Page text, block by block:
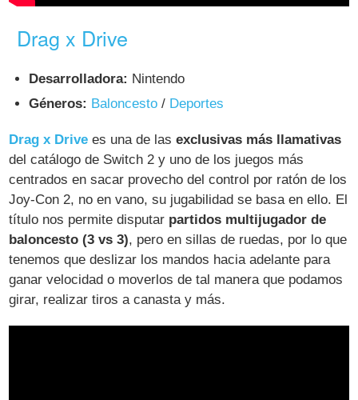
Drag x Drive
Desarrolladora: Nintendo
Géneros: Baloncesto / Deportes
Drag x Drive es una de lasexclusivas más llamativas
del catálogo de Switch 2 y uno de los juegos más
centrados en sacar provecho del control por ratón de los
Joy-Con 2, no en vano, su jugabilidad se basa en ello. El
título nos permite disputar partidos multijugador de
baloncesto (3 vs 3), pero en sillas de ruedas, por lo que
tenemos que deslizar los mandos hacia adelante para
ganar velocidad o moverlos de tal manera que podamos
girar, realizar tiros a canasta y más.